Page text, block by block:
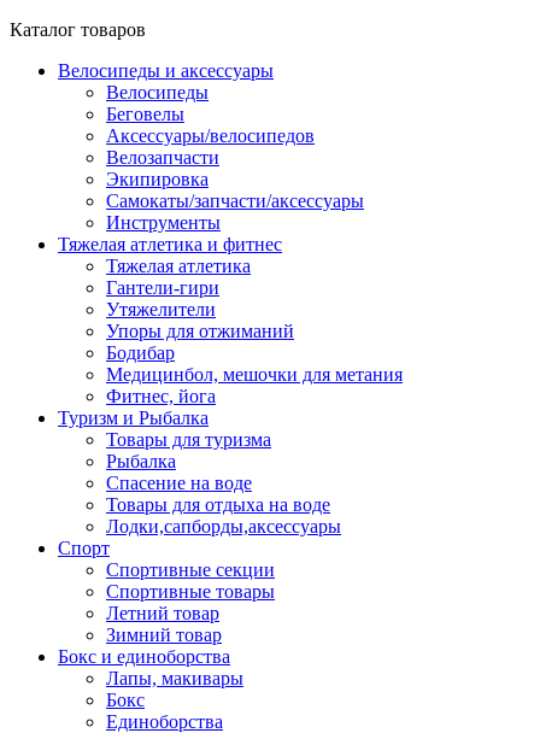
Каталог товаров
Велосипеды и аксессуары
Велосипеды
Беговелы
Аксессуары/велосипедов
Велозапчасти
Экипировка
Самокаты/запчасти/аксессуары
Инструменты
Тяжелая атлетика и фитнес
Тяжелая атлетика
Гантели-гири
Утяжелители
Упоры для отжиманий
Бодибар
Медицинбол, мешочки для метания
Фитнес, йога
Туризм и Рыбалка
Товары для туризма
Рыбалка
Спасение на воде
Товары для отдыха на воде
Лодки,сапборды,аксессуары
Спорт
Спортивные секции
Спортивные товары
Летний товар
Зимний товар
Бокс и единоборства
Лапы, макивары
Бокс
Единоборства